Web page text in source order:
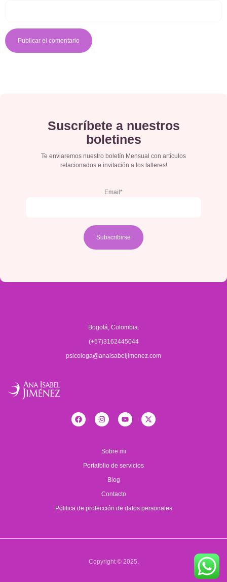
Suscríbete a nuestros
boletines
Te enviaremos nuestro boletín Mensual con artículos
relacionados e invitación a los talleres!
Email*
Bogotá, Colombia.
(+57)3162445044
psicologa@anaisabeljimenez.com
Sobre mi
Portafolio de servicios
Blog
Contacto
Politica de protección de datos personales
Copyright © 2025.